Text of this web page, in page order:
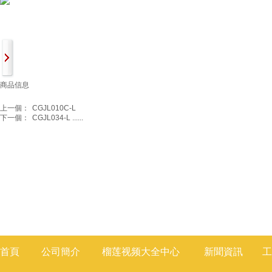
商品信息
上一個：
CGJL010C-L
下一個：
CGJL034-L ......
首頁 公司簡介 榴莲视频大全中心 新聞資訊